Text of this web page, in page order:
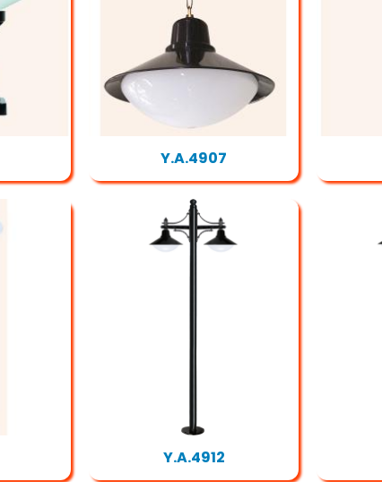
Y.A.4907
Y.A.4912